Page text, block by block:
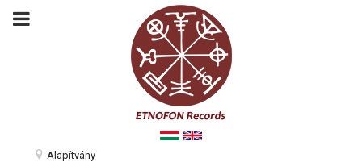
Alapítvány